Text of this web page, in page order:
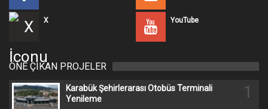
X YouTube
ÖNE ÇIKAN PROJELER
Karabük Şehirlerarası Otobüs Terminali
Yenileme
1